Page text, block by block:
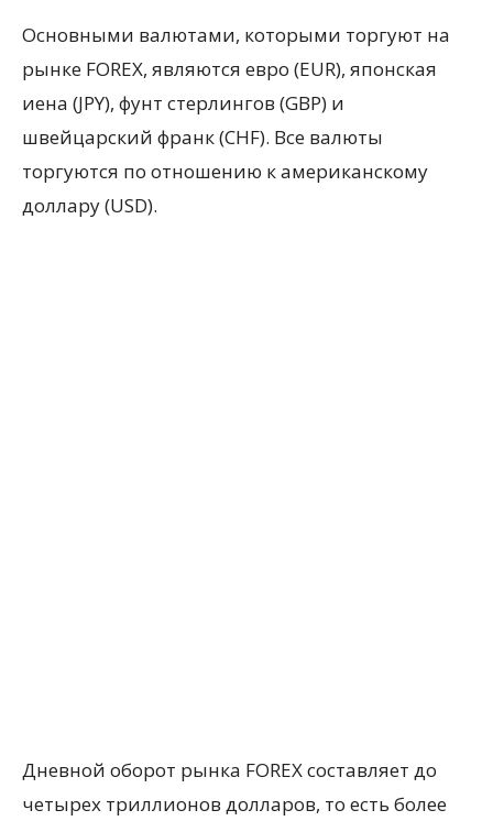
Основными валютами, которыми торгуют на
рынке FOREX, являются евро (EUR), японская
иена (JPY), фунт стерлингов (GBP) и
швейцарский франк (CHF). Все валюты
торгуются по отношению к американскому
доллару (USD).
Дневной оборот рынка FOREX составляет до
четырех триллионов долларов, то есть более